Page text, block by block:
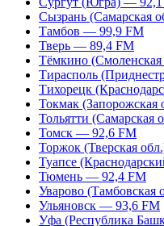
Сызрань (Самарская
Тамбов — 99,9 FM
Тверь — 89,4 FM
Тёмкино
Тирасполь
Тихорецк
Токмак
Тольятти (Самарская
Томск — 92,6 FM
Торжок (Тверская
Туапсе
Тюмень — 92,4 FM
Уварово
Ульяновск — 93,6 FM
Уфа (Республика